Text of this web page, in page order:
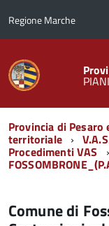
Regione Marche
Menu
di
navigazione
Provincia di Pesaro
territoriale
Procedimenti VAS
Comune di